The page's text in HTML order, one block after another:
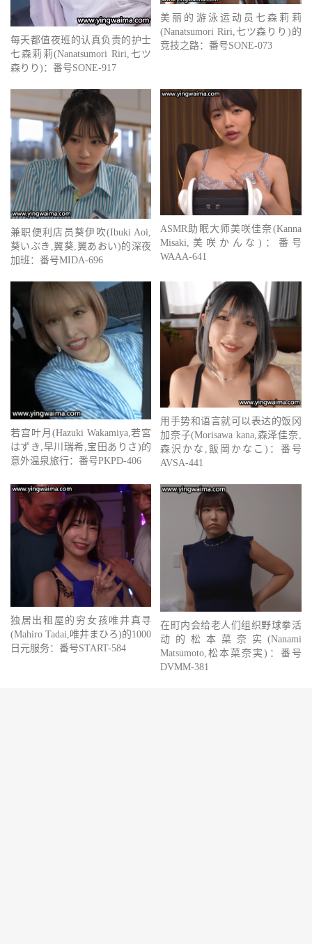
每天都值夜班的认真负责的护士
七森莉莉(Nanatsumori Riri,七ツ
森りり)：番号SONE-917
美丽的游泳运动员七森莉莉
(Nanatsumori Riri,七ツ森りり)的
竞技之路：番号SONE-073
兼职便利店员葵伊吹(Ibuki Aoi,
葵いぶき,翼葵,翼あおい)的深夜
加班：番号MIDA-696
ASMR助眠大师美咲佳奈(Kanna
Misaki,美咲かんな)：番号
WAAA-641
若宫叶月(Hazuki Wakamiya,若宮
はずき,早川瑞希,宝田ありさ)的
意外温泉旅行：番号PKPD-406
用手势和语言就可以表达的饭冈
加奈子(Morisawa kana,森泽佳奈,
森沢かな,飯岡かなこ)：番号
AVSA-441
独居出租屋的穷女孩唯井真寻
(Mahiro Tadai,唯井まひろ)的1000
日元服务：番号START-584
在町内会给老人们组织野球拳活
动的松本菜奈实(Nanami
Matsumoto,松本菜奈実)：番号
DVMM-381